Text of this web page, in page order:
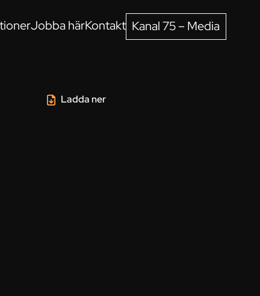
Jobba härKontakt Kanal 75 – Media
Ladda ner